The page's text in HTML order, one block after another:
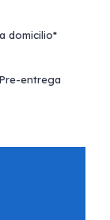
domicilio*
entrega